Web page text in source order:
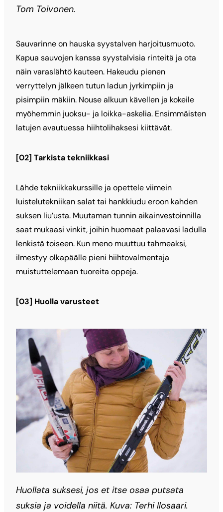
Tom Toivonen.
Sauvarinne on hauska syystalven harjoitusmuoto.
Kapua sauvojen kanssa syystalvisia rinteitä ja ota
näin varaslähtö kauteen. Hakeudu pienen
verryttelyn jälkeen tutun ladun jyrkimpiin ja
pisimpiin mäkiin. Nouse alkuun kävellen ja kokeile
myöhemmin juoksu- ja loikka-askelia. Ensimmäisten
latujen avautuessa hiihtolihaksesi kiittävät.
[02] Tarkista tekniikkasi
Lähde tekniikkakurssille ja opettele viimein
luistelutekniikan salat tai hankkiudu eroon kahden
suksen liu’usta. Muutaman tunnin aikainvestoinnilla
saat mukaasi vinkit, joihin huomaat palaavasi ladulla
lenkistä toiseen. Kun meno muuttuu tahmeaksi,
ilmestyy olkapäälle pieni hiihtovalmentaja
muistuttelemaan tuoreita oppeja.
[03] Huolla varusteet
Huollata suksesi, jos et itse osaa putsata
suksia ja voidella niitä. Kuva: Terhi Ilosaari.